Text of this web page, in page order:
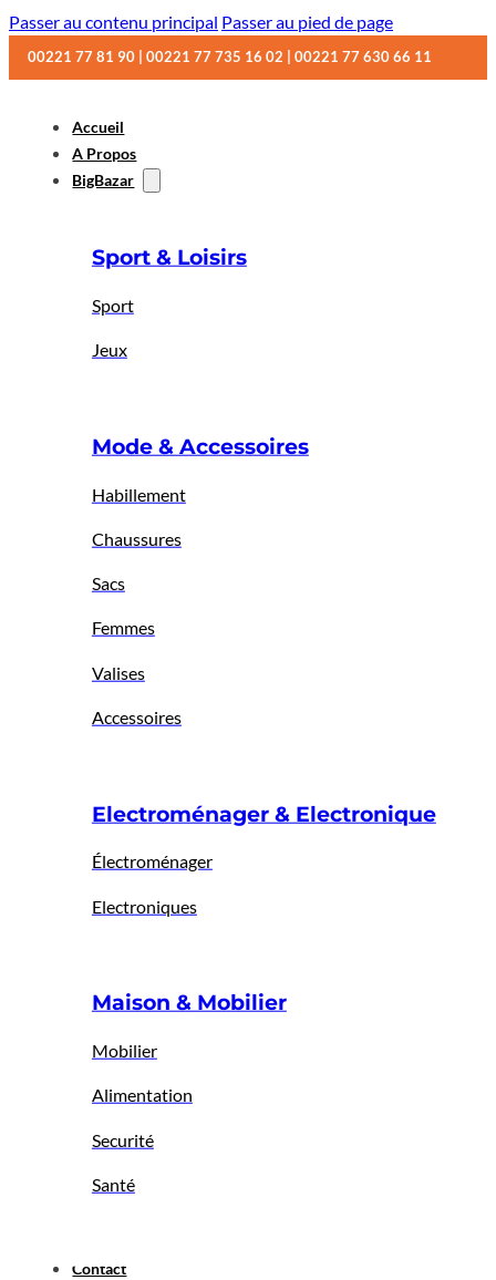
Passer au contenu principal Passer au pied de page
00221 77 81 90 | 00221 77 735 16 02 | 00221 77 630 66 11
Accueil
A Propos
BigBazar
Sport & Loisirs
Sport
Jeux
Mode & Accessoires
Habillement
Chaussures
Sacs
Femmes
Valises
Accessoires
Electroménager & Electronique
Électroménager
Electroniques
Maison & Mobilier
Mobilier
Alimentation
Securité
Santé
Contact